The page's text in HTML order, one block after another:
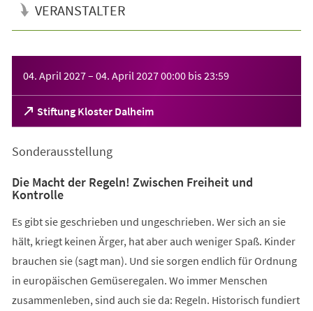
VERANSTALTER
04. April 2027– 04. April 202700:00 bis23:59
Stiftung Kloster Dalheim
(Öffnet
in
neuen
Sonderausstellung
Die Macht der Regeln! Zwischen Freiheit und
Kontrolle
Es gibt sie geschrieben und ungeschrieben. Wer sich an sie
hält, kriegt keinen Ärger, hat aber auch weniger Spaß. Kinder
brauchen sie (sagt man). Und sie sorgen endlich für Ordnung
in europäischen Gemüseregalen. Wo immer Menschen
zusammenleben, sind auch sie da: Regeln. Historisch fundiert